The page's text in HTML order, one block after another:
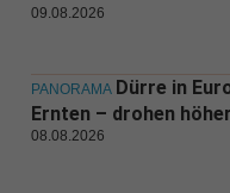
09.08.2026
PANORAMA Dürre in
Ernten – drohen
08.08.2026